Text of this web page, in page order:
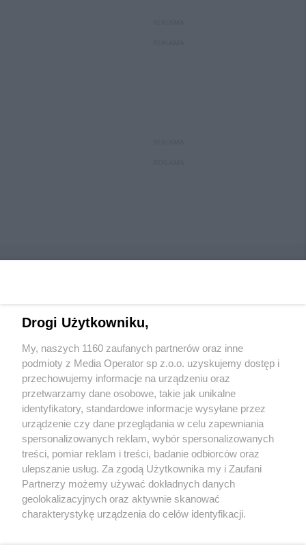
Nie zapomnij
zapoznać się z:
polityką prywatności regulamin korzystania z portali
Twojemiasto
Piekary Śląskie
Chorzów
Tarnowskie Góry
Ruda Śląska
Świętochłowice
Skontaktuj sięz nami
Kontakt
Wydawca
Redakcja
Reklama
Drogi Użytkowniku,
My, naszych 1160 zaufanych partnerów oraz inne
podmioty z Media Operator sp z.o.o. uzyskujemy dostęp i
przechowujemy informacje na urządzeniu oraz
przetwarzamy dane osobowe, takie jak unikalne
identyfikatory, standardowe informacje wysyłane przez
urządzenie czy dane przeglądania w celu zapewniania
spersonalizowanych reklam, wybór spersonalizowanych
treści, pomiar reklam i treści, badanie odbiorców oraz
ulepszanie usług. Za zgodą Użytkownika my i Zaufani
Partnerzy możemy używać dokładnych danych
geolokalizacyjnych oraz aktywnie skanować
charakterystykę urządzenia do celów identyfikacji.